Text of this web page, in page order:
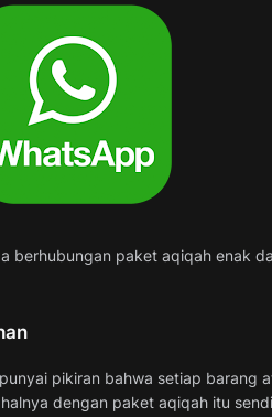
berhubungan paket aqiqah enak
pikiran bahwa setiap barang
dengan paket aqiqah itu